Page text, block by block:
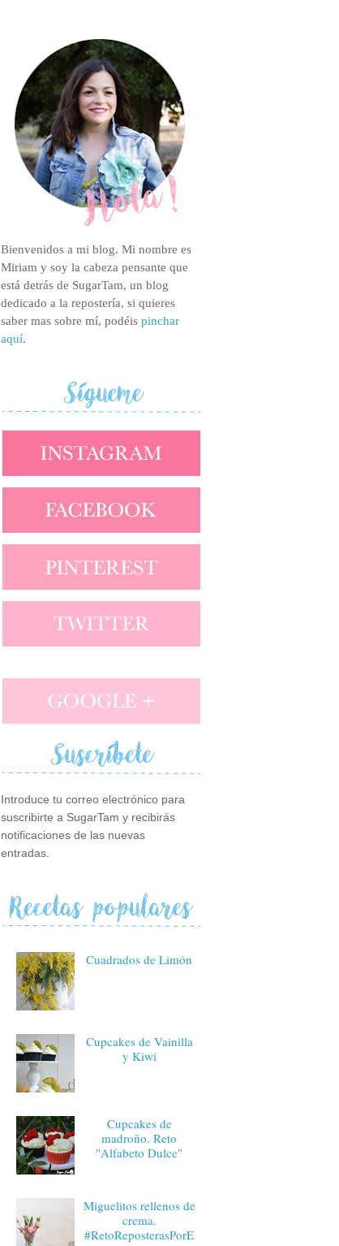
Bienvenidos a mi blog. Mi nombre es
Miriam y soy la cabeza pensante que
está detrás de SugarTam, un blog
dedicado a la repostería, si quieres
saber mas sobre mí, podéis pinchar
aquí.
Introduce tu correo electrónico para
suscribirte a SugarTam y recibirás
notificaciones de las nuevas
entradas.
Cuadrados de Limón
Cupcakes de Vainilla
y Kiwi
Cupcakes de
madroño. Reto
"Alfabeto Dulce"
Miguelitos rellenos de
crema.
#RetoReposterasPorE